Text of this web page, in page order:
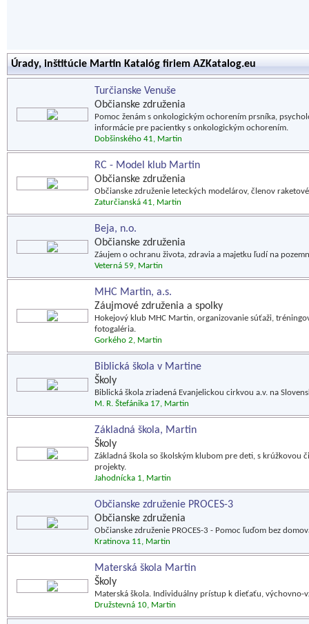
Úrady, inštitúcie Martin Katalóg firiem AZKatalog.eu
Turčianske Venuše
Občianske združenia
Pomoc ženám s onkologickým ochorením prsníka,
informácie pre pacientky s onkologickým ochorením.
Dobšinského 41, Martin
RC - Model klub Martin
Občianske združenia
Občianske združenie leteckých modelárov, členov
Zaturčianská 41, Martin
Beja, n.o.
Občianske združenia
Záujem o ochranu života, zdravia a majetku ľudí na
Veterná 59, Martin
MHC Martin, a.s.
Záujmové združenia a spolky
Hokejový klub MHC Martin, organizovanie súťaži,
fotogaléria.
Gorkého 2, Martin
Biblická škola v Martine
Školy
Biblická škola zriadená Evanjelickou cirkvou a.v. na
M. R. Štefánika 17, Martin
Základná škola, Martin
Školy
Základná škola so školským klubom pre deti, s krúžkovou
projekty.
Jahodnícka 1, Martin
Občianske združenie PROCES-3
Občianske združenia
Občianske združenie PROCES-3 - Pomoc ľuďom bez
Kratinova 11, Martin
Materská škola Martin
Školy
Materská škola. Individuálny prístup k dieťaťu, výchovno-
Družstevná 10, Martin